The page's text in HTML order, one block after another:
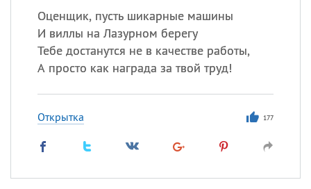
Оценщик, пусть шикарные машины
И виллы на Лазурном берегу
Тебе достанутся не в качестве работы,
А просто как награда за твой труд!
Открытка 177